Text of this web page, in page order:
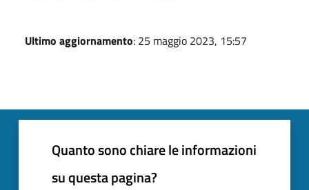
Ultimo aggiornamento: 25 maggio 2023, 15:57
Quanto sono chiare le informazioni
su questa pagina?